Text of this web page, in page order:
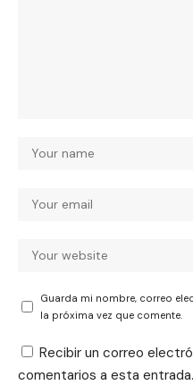
Guarda mi nombre, correo
la próxima vez que comente.
Recibir un correo
comentarios a esta entrada.